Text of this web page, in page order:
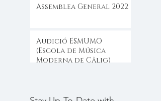
Assemblea General 2022
Audició ESMUMO
(Escola de Música
Moderna de Câlig)